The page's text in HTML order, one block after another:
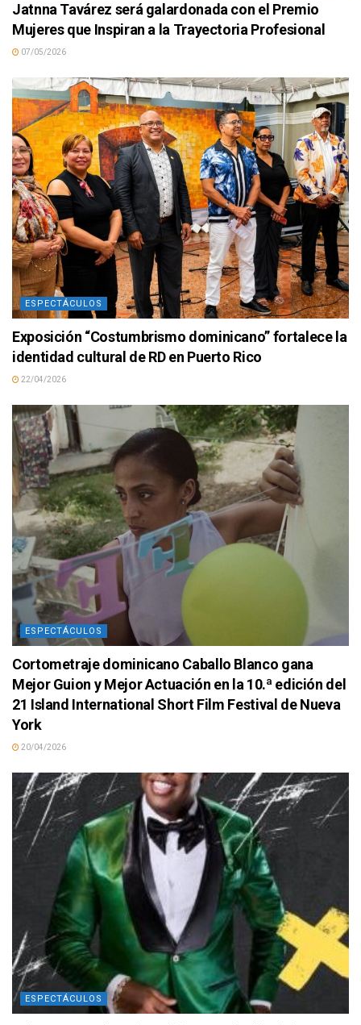
Jatnna Tavárez será galardonada con el Premio
Mujeres que Inspiran a la Trayectoria Profesional
07/05/2026
ESPECTÁCULOS
Exposición “Costumbrismo dominicano” fortalece la
identidad cultural de RD en Puerto Rico
22/04/2026
ESPECTÁCULOS
Cortometraje dominicano Caballo Blanco gana
Mejor Guion y Mejor Actuación en la 10.ª edición del
21 Island International Short Film Festival de Nueva
York
20/04/2026
ESPECTÁCULOS